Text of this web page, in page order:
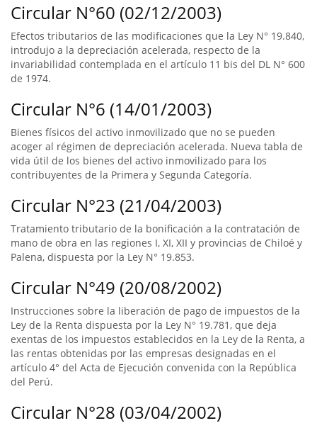
Circular N°60 (02/12/2003)
Efectos tributarios de las modificaciones que la Ley N° 19.840,
introdujo a la depreciación acelerada, respecto de la
invariabilidad contemplada en el artículo 11 bis del DL N° 600
de 1974.
Circular N°6 (14/01/2003)
Bienes físicos del activo inmovilizado que no se pueden
acoger al régimen de depreciación acelerada. Nueva tabla de
vida útil de los bienes del activo inmovilizado para los
contribuyentes de la Primera y Segunda Categoría.
Circular N°23 (21/04/2003)
Tratamiento tributario de la bonificación a la contratación de
mano de obra en las regiones I, XI, XII y provincias de Chiloé y
Palena, dispuesta por la Ley N° 19.853.
Circular N°49 (20/08/2002)
Instrucciones sobre la liberación de pago de impuestos de la
Ley de la Renta dispuesta por la Ley N° 19.781, que deja
exentas de los impuestos establecidos en la Ley de la Renta, a
las rentas obtenidas por las empresas designadas en el
artículo 4° del Acta de Ejecución convenida con la República
del Perú.
Circular N°28 (03/04/2002)